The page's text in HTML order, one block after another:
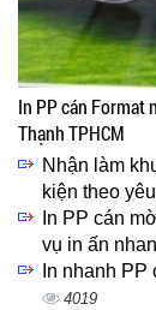
In PP cán Format
Thạnh TPHCM
Nhận làm
kiện theo
In PP cán
vụ in ấn
In nhanh
4019